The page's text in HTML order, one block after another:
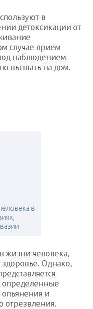
в
детоксикации от
случае прием
наблюдением
вызвать на дом.
в
жизни человека,
Однако,
определенные
и
отрезвления.